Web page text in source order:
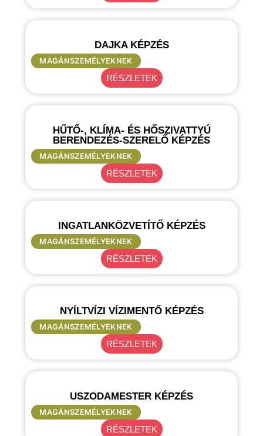
DAJKA KÉPZÉS
MAGÁNSZEMÉLYEKNEK
RÉSZLETEK
HŰTŐ-, KLÍMA- ÉS HŐSZIVATTYÚ
BERENDEZÉS-SZERELŐ KÉPZÉS
MAGÁNSZEMÉLYEKNEK
RÉSZLETEK
INGATLANKÖZVETÍTŐ KÉPZÉS
MAGÁNSZEMÉLYEKNEK
RÉSZLETEK
NYÍLTVÍZI VÍZIMENTŐ KÉPZÉS
MAGÁNSZEMÉLYEKNEK
RÉSZLETEK
USZODAMESTER KÉPZÉS
MAGÁNSZEMÉLYEKNEK
RÉSZLETEK